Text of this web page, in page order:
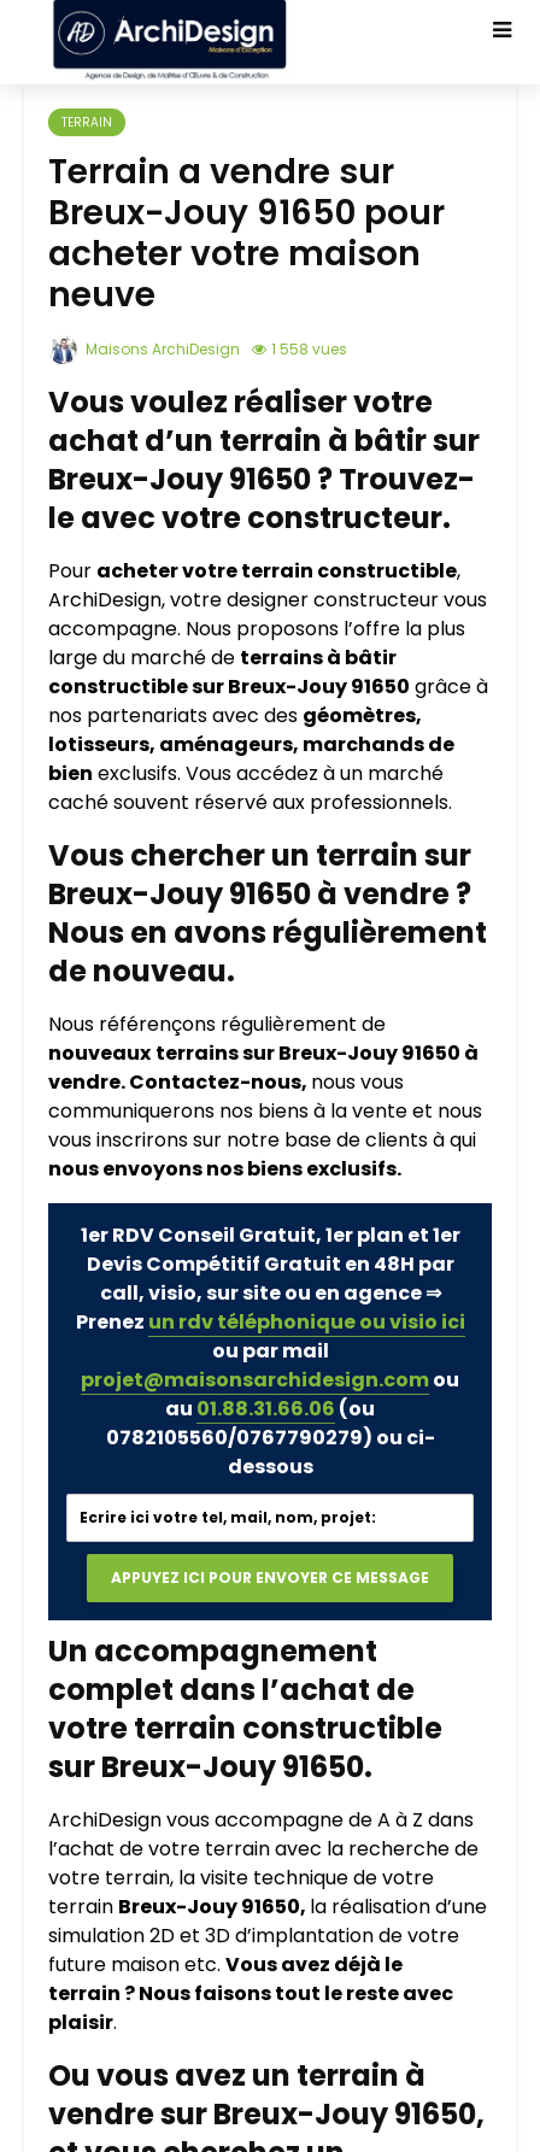
TERRAIN
Terrain a vendre sur
Breux-Jouy 91650 pour
acheter votre maison
neuve
Maisons ArchiDesign 1 558 vues
Vous voulez réaliser votre
achat d’un terrain à bâtir sur
Breux-Jouy 91650 ? Trouvez-
le avec votre constructeur.
Pour acheter votre terrain constructible,
ArchiDesign, votre designer constructeur vous
accompagne. Nous proposons l’offre la plus
large du marché de terrains à bâtir
constructible sur Breux-Jouy 91650 grâce à
nos partenariats avec des géomètres,
lotisseurs, aménageurs, marchands de
bien exclusifs. Vous accédez à un marché
caché souvent réservé aux professionnels.
Vous chercher un terrain sur
Breux-Jouy 91650 à vendre ?
Nous en avons régulièrement
de nouveau.
Nous référençons régulièrement de
nouveaux terrains sur Breux-Jouy 91650 à
vendre. Contactez-nous, nous vous
communiquerons nos biens à la vente et nous
vous inscrirons sur notre base de clients à qui
nous envoyons nos biens exclusifs.
1er RDV Conseil Gratuit, 1er plan et 1er
Devis Compétitif Gratuit en 48H par
call, visio, sur site ou en agence ⇒
Prenez un rdv téléphonique ou visio ici
ou par mail
projet@maisonsarchidesign.comou
au 01.88.31.66.06 (ou
0782105560/0767790279) ou ci-
dessous
Un accompagnement
complet dans l’achat de
votre terrain constructible
sur Breux-Jouy 91650.
ArchiDesign vous accompagne de A à Z dans
l’achat de votre terrain avec la recherche de
votre terrain, la visite technique de votre
terrain Breux-Jouy 91650, la réalisation d’une
simulation 2D et 3D d’implantation de votre
future maison etc. Vous avez déjà le
terrain ? Nous faisons tout le reste avec
plaisir.
Ou vous avez un terrain à
vendre sur Breux-Jouy 91650,